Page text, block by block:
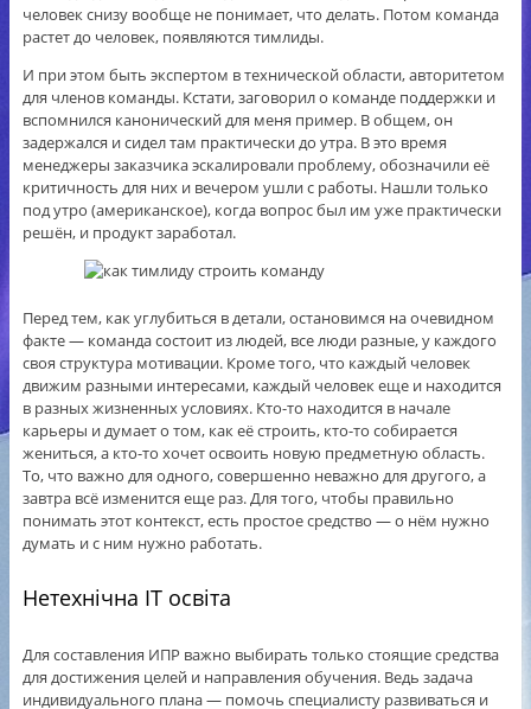
человек снизу вообще не понимает, что делать. Потом команда
растет до человек, появляются тимлиды.
И при этом быть экспертом в технической области, авторитетом
для членов команды. Кстати, заговорил о команде поддержки и
вспомнился канонический для меня пример. В общем, он
задержался и сидел там практически до утра. В это время
менеджеры заказчика эскалировали проблему, обозначили её
критичность для них и вечером ушли с работы. Нашли только
под утро (американское), когда вопрос был им уже практически
решён, и продукт заработал.
Перед тем, как углубиться в детали, остановимся на очевидном
факте — команда состоит из людей, все люди разные, у каждого
своя структура мотивации. Кроме того, что каждый человек
движим разными интересами, каждый человек еще и находится
в разных жизненных условиях. Кто-то находится в начале
карьеры и думает о том, как её строить, кто-то собирается
жениться, а кто-то хочет освоить новую предметную область.
То, что важно для одного, совершенно неважно для другого, а
завтра всё изменится еще раз. Для того, чтобы правильно
понимать этот контекст, есть простое средство — о нём нужно
думать и с ним нужно работать.
Нетехнічна IT освіта
Для составления ИПР важно выбирать только стоящие средства
для достижения целей и направления обучения. Ведь задача
индивидуального плана — помочь специалисту развиваться и